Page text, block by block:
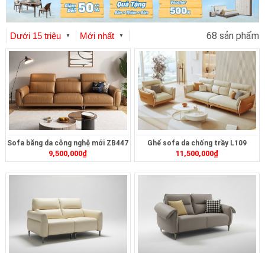
Dưới 15 triệu ▼ Mới nhất ▼ 68 sản phẩm
Sofa băng da công nghệ mới ZB447
9,500,000₫
Ghế sofa da chống trầy L109
11,500,000₫